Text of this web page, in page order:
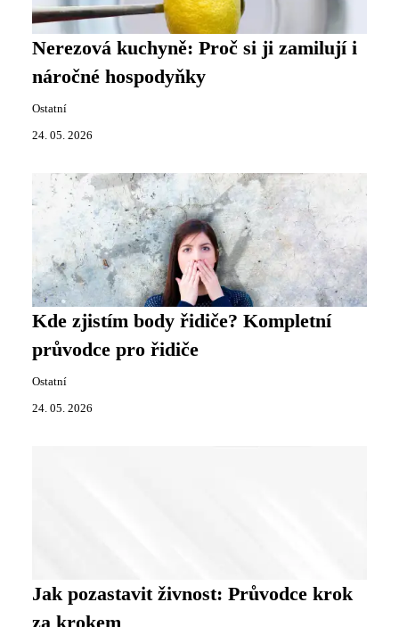
Nerezová kuchyně: Proč si ji zamilují i
náročné hospodyňky
Ostatní
24. 05. 2026
Kde zjistím body řidiče? Kompletní
průvodce pro řidiče
Ostatní
24. 05. 2026
Jak pozastavit živnost: Průvodce krok
za krokem